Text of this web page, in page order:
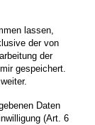
lassen,
der von
der
gespeichert.
Daten
(Art. 6